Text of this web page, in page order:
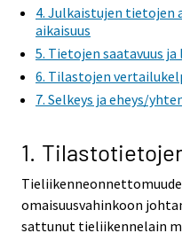
4. Julkaistujen tietojen
aikaisuus
5. Tietojen saatavuus
6. Tilastojen
7. Selkeys ja eheys/
1.
omaisuusvahinkoon
sattunut tieliikennelain